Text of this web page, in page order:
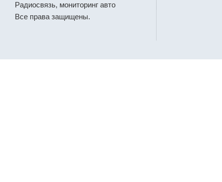
Радиосвязь, мониторинг авто
Все права защищены.